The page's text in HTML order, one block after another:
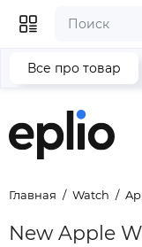
Главная Watch
New Apple
Все про товар